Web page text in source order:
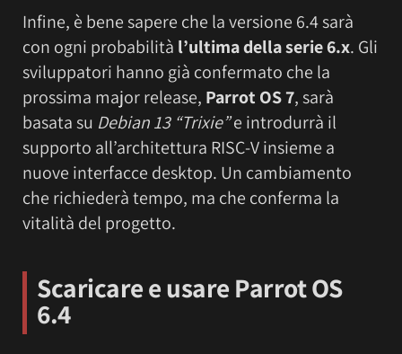
Infine, è bene sapere che la versione 6.4 sarà
con ogni probabilità l’ultima della serie 6.x. Gli
sviluppatori hanno già confermato che la
prossima major release, Parrot OS 7, sarà
basata su Debian 13 “Trixie”e introdurrà il
supporto all’architettura RISC-V insieme a
nuove interfacce desktop. Un cambiamento
che richiederà tempo, ma che conferma la
vitalità del progetto.
Scaricare e usare Parrot OS
6.4